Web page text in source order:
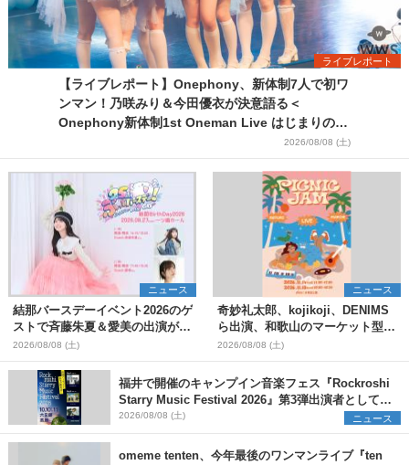
ライブレポート
【ライブレポート】Onephony、新体制7人で初ワ
ンマン！乃咲みり＆今田優衣が決意語る＜
Onephony新体制1st Oneman Live はじまりの夏
2026/08/08 (土)
ニュース
結那バースデーイベント2026のゲ
ストで斉藤朱夏＆愛美の出演が決
定
2026/08/08 (土)
ニュース
奇妙礼太郎、kojikoji、DENIMS
ら出演、和歌山のマーケット型野
外イベント『PICNIC JAM
2026』早割チケット発売開始
2026/08/08 (土)
福井で開催のキャンプイン音楽フェス『Rockroshi
Starry Music Festival 2026』第3弾出演者として
SCOOBIE DO、かりゆし58、Reiを発表
2026/08/08 (土) ニュース
omeme tenten、今年最後のワンマンライブ『ten